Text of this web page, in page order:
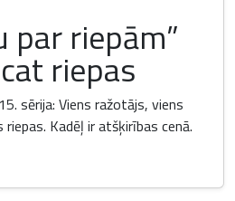
par riepām”
riepas
sērija: Viens ražotājs, viens
Kadēļ ir atšķirības cenā.